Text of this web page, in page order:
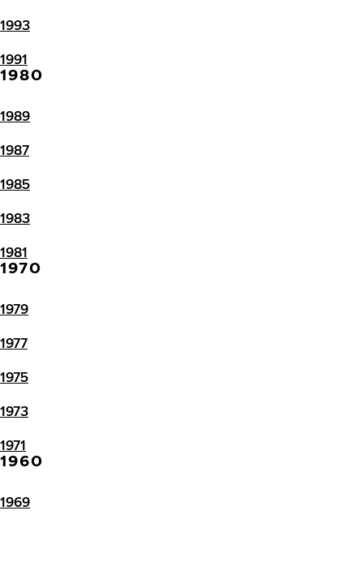
1993
1991
1980
1989
1987
1985
1983
1981
1970
1979
1977
1975
1973
1971
1960
1969